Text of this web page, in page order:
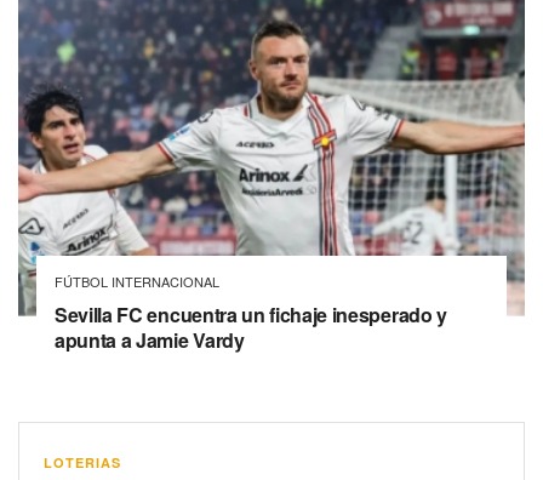
FÚTBOL INTERNACIONAL
Sevilla FC encuentra un fichaje inesperado y
apunta a Jamie Vardy
LOTERIAS